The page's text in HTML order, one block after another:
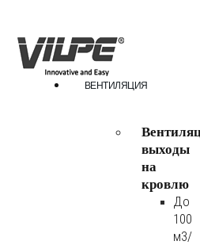
ВЕНТИЛЯЦИЯ
выходы
на
кровлю
До
100
м3/